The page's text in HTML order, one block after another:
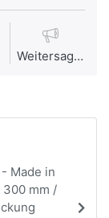
Weitersagen
- Made in
300 mm /